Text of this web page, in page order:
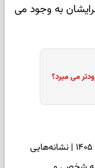
به وجود می
می میرد؟
فال اسم امروز جمعه ۱۶ مرداد ۱۴۰۵ | نشانه‌هایی